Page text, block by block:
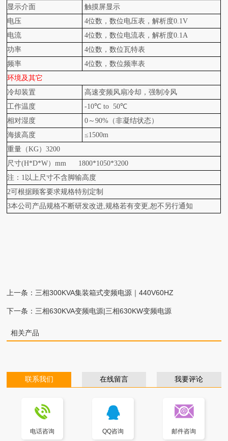
显示介面
触摸屏显示
电压
4位数，数位电压表，解析度0.1V
电流
4位数，数位电流表，解析度0.1A
功率
4位数，数位瓦特表
频率
4位数，数位频率表
环境及其它
冷却装置
高速变频风扇冷却，强制冷风
工作温度
-10℃ to 50℃
相对湿度
0 ～90%（非凝结状态）
海拔高度
≤1500m
重量（KG）3200
尺寸(H*D*W）mm 1800*1050*3200
注：1以上尺寸不含脚输高度
2可根据顾客要求规格特别定制
3本公司产品规格不断研发改进,规格若有变更,恕不另行通知
上一条： 三相300KVA集装箱式变频电源｜440V60HZ
下一条： 三相630KVA变频电源|三相630KW变频电源
相关产品
联系我们 在线留言 我要评论
电话咨询 QQ咨询 邮件咨询